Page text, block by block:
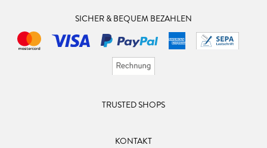
SICHER & BEQUEM BEZAHLEN
TRUSTED SHOPS
KONTAKT